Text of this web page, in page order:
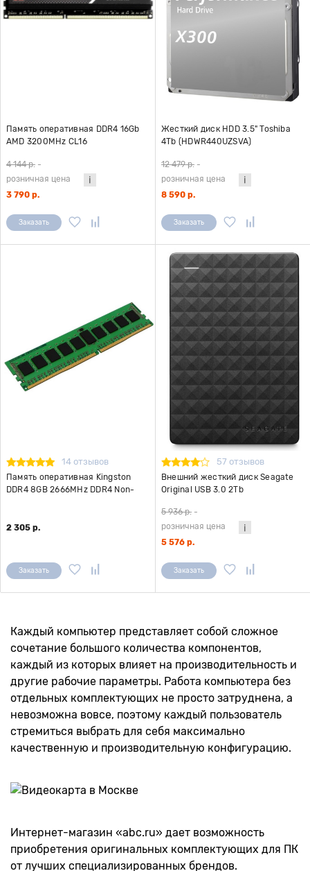
Память оперативная DDR4 16Gb
AMD 3200MHz CL16
4 144 р. -
розничная цена
3 790 р.
Заказать
Жесткий диск HDD 3.5" Toshiba
4Tb (HDWR440UZSVA)
12 479 р. -
розничная цена
8 590 р.
Заказать
14 отзывов
Память оперативная Kingston
DDR4 8GB 2666MHz DDR4 Non-
2 305 р.
Заказать
57 отзывов
Внешний жесткий диск Seagate
Original USB 3.0 2Tb
2.5" черный
5 936 р. -
розничная цена
5 576 р.
Заказать
Каждый компьютер представляет собой сложное
сочетание большого количества компонентов,
каждый из которых влияет на производительность и
другие рабочие параметры. Работа компьютера без
отдельных комплектующих не просто затруднена, а
невозможна вовсе, поэтому каждый пользователь
стремиться выбрать для себя максимально
качественную и производительную конфигурацию.
Интернет-магазин «abc.ru» дает возможность
приобретения оригинальных комплектующих для ПК
от лучших специализированных брендов.